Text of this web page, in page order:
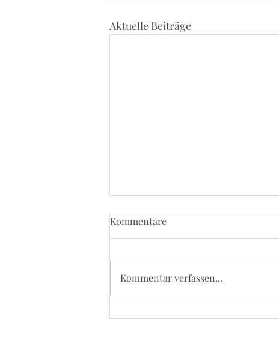
Aktuelle Beiträge
Kommentare
Kommentar verfassen...